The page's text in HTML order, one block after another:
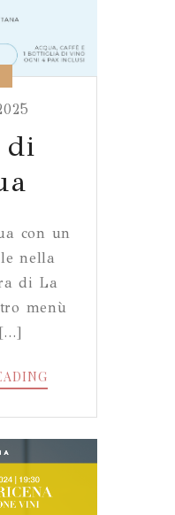
di
con un
nella
di La
menù
MENÙ
PASQUA